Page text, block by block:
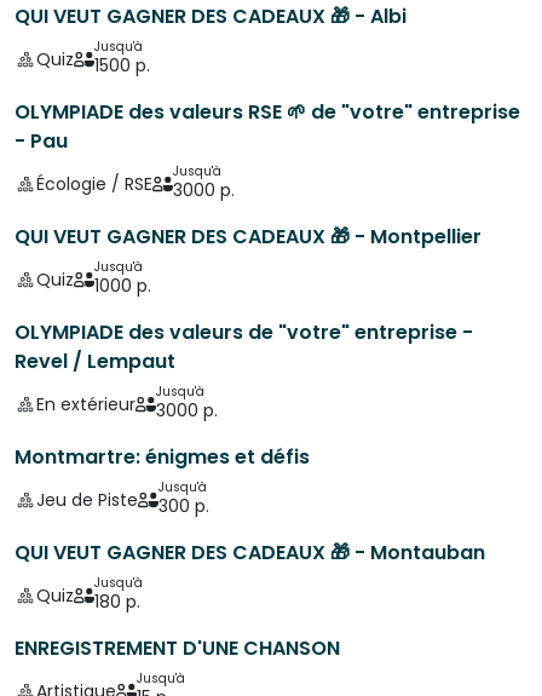
QUI VEUT GAGNER DES CADEAUX 🎁 - Albi
Quiz
Jusqu'à
1500 p.
OLYMPIADE des valeurs RSE 🌱 de "votre" entreprise
- Pau
Écologie / RSE
Jusqu'à
3000 p.
QUI VEUT GAGNER DES CADEAUX 🎁 - Montpellier
Quiz
Jusqu'à
1000 p.
OLYMPIADE des valeurs de "votre" entreprise -
Revel / Lempaut
En extérieur
Jusqu'à
3000 p.
Montmartre: énigmes et défis
Jeu de Piste
Jusqu'à
300 p.
QUI VEUT GAGNER DES CADEAUX 🎁 - Montauban
Quiz
Jusqu'à
180 p.
ENREGISTREMENT D'UNE CHANSON
Artistique
Jusqu'à